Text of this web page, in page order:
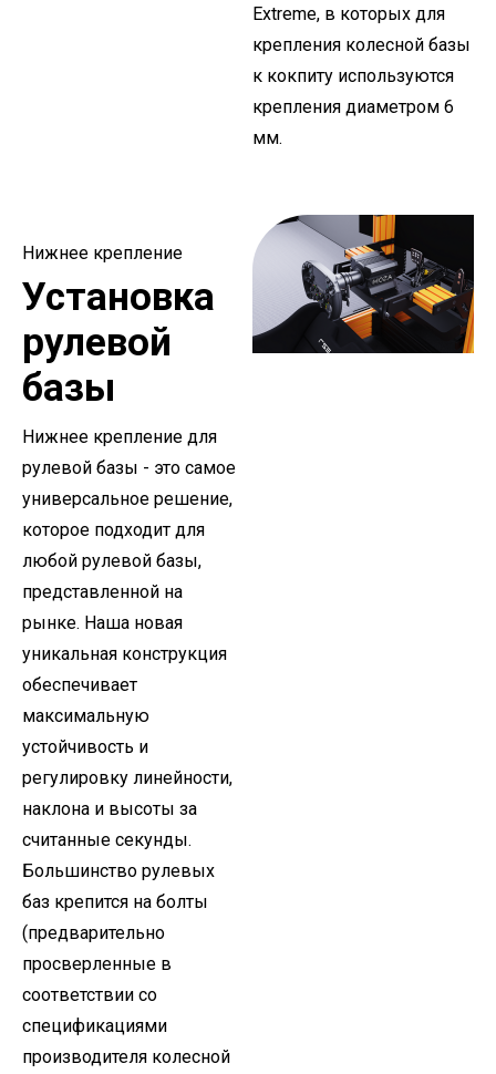
Extreme, в которых для
крепления колесной базы
к кокпиту используются
крепления диаметром 6
мм.
Нижнее крепление
Установка
рулевой
базы
Нижнее крепление для
рулевой базы - это самое
универсальное решение,
которое подходит для
любой рулевой базы,
представленной на
рынке. Наша новая
уникальная конструкция
обеспечивает
максимальную
устойчивость и
регулировку линейности,
наклона и высоты за
считанные секунды.
Большинство рулевых
баз крепится на болты
(предварительно
просверленные в
соответствии со
спецификациями
производителя колесной